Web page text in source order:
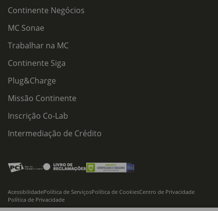
Continente Negócios
MC Sonae
Trabalhar na MC
Continente Siga
Plug&Charge
Missão Continente
Inscrição Co-Lab
Intermediação de Crédito
AcessibilidadePolítica de ServiçosPolítica de CookiesCentro de Privacidade
Política de Privacidade